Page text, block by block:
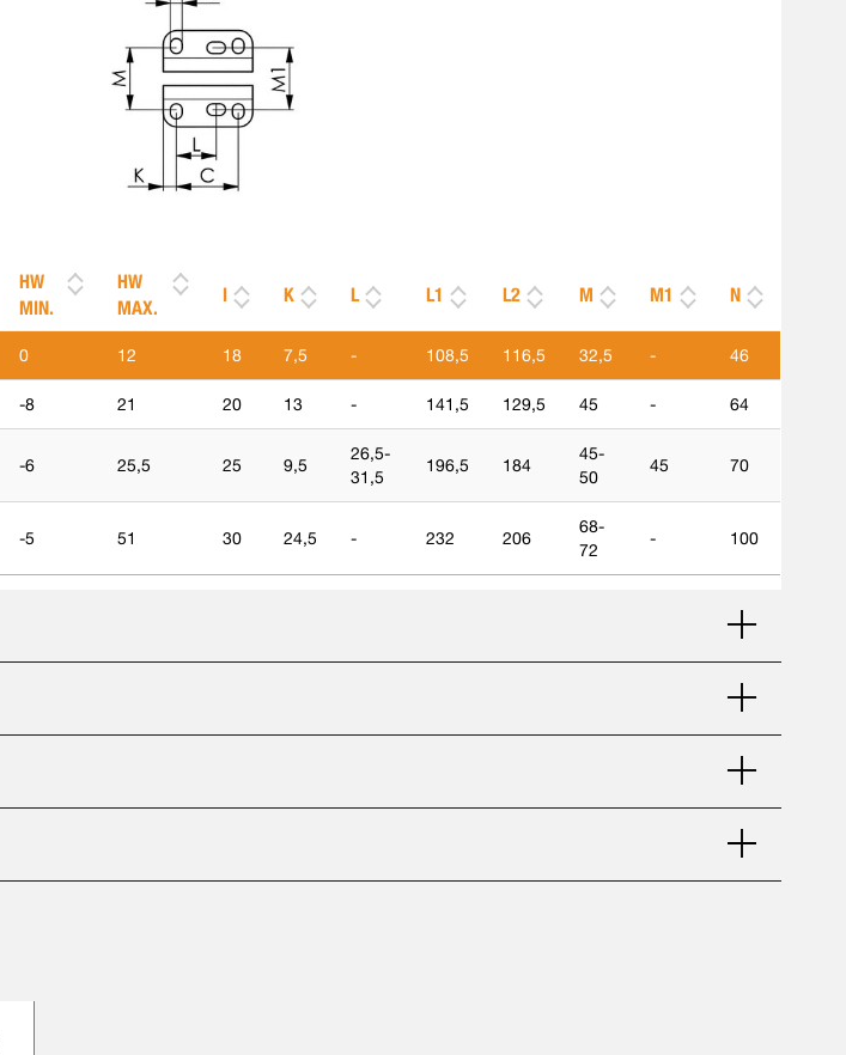
HW
MIN.
HW
MAX.
I K L L1 L2 M M1 N
0 12 18 7,5 - 108,5 116,5 32,5 - 46
-8 21 20 13 - 141,5 129,5 45 - 64
-6 25,5 25 9,5
26,5-
31,5
196,5 184
45-
50
45 70
-5 51 30 24,5 - 232 206
68-
72
- 100